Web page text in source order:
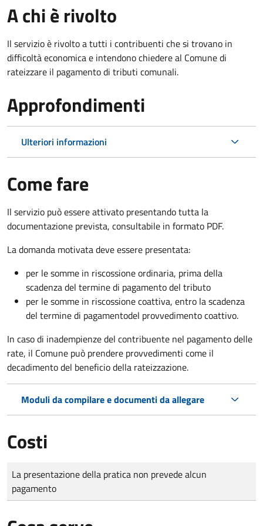
A chi è rivolto
Il servizio è rivolto a tutti i contribuenti che si trovano in
difficoltà economica e intendono chiedere al Comune di
rateizzare il pagamento di tributi comunali.
Approfondimenti
Ulteriori informazioni
Come fare
Il servizio può essere attivato presentando tutta la
documentazione prevista, consultabile in formato PDF.
La domanda motivata deve essere presentata:
per le somme in riscossione ordinaria, prima della
scadenza del termine di pagamento del tributo
per le somme in riscossione coattiva, entro la scadenza
del termine di pagamentodel provvedimento coattivo.
In caso di inadempienze del contribuente nel pagamento delle
rate, il Comune può prendere provvedimenti come il
decadimentodel beneficio della rateizzazione.
Moduli da compilare e documenti da allegare
Costi
Tipo di pagamento
Importo
La presentazione della pratica non prevede alcun
pagamento